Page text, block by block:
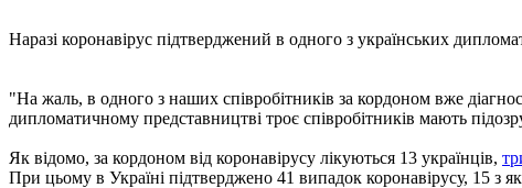
Наразі коронавірус підтверджений в одного з українських
"На жаль, в одного з наших співробітників за кордоном вже
дипломатичному представництві троє співробітників мають
Як відомо, за кордоном від коронавірусу лікуються 13 українців,
При цьому в Україні підтверджено 41 випадок коронавірусу, 15 з